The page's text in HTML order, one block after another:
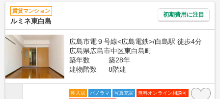
賃貸マンション
ルミネ東白島
初期費用に注目
広島市電９号線<広島電鉄>/白島駅 徒歩4分
広島県広島市中区東白島町
築年数
築28年
建物階数
8階建
即入居 パノラマ 写真充実
無料オンライン相談可